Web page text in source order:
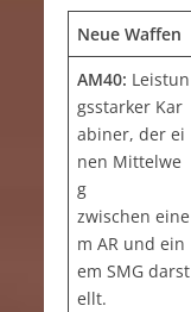
Neue Waffen
AM40: Leistun
gsstarker Kar
abiner, der ei
nen Mittelwe
g
zwischen eine
m AR und ein
em SMG darst
ellt.